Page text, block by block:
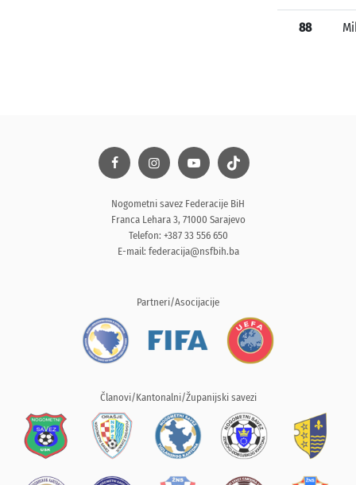
88
Nogometni savez Federacije BiH
Franca Lehara 3, 71000 Sarajevo
Telefon: +387 33 556 650
E-mail: federacija@nsfbih.ba
Partneri/Asocijacije
Članovi/Kantonalni/Županijski savezi